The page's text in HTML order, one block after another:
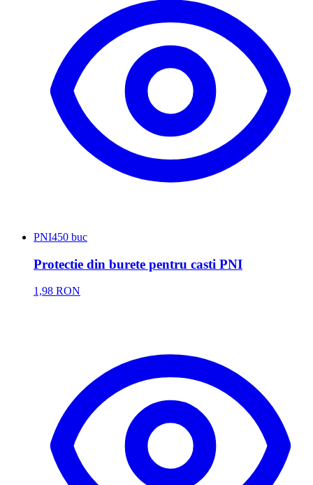
PNI450 buc
Protectie din burete pentru casti PNI
1,98 RON